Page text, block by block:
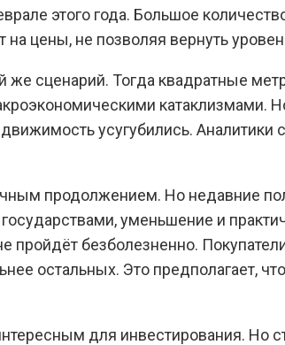
этого года. Большое
цены, не позволяя вернуть
же сценарий. Тогда квадратные
усугубились. Аналитики
продолжением. Но недавние
уменьшение и
пройдёт безболезненно.
остальных. Это предполагает,
для инвестирования. Но